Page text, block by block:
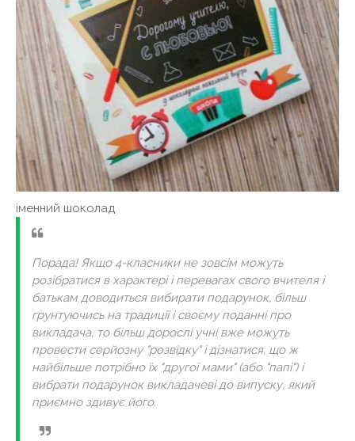
іменний шоколад
Порада! Якщо 4-класники не зовсім можуть
розібратися в характері і перевагах свого вчителя і
батькам доводиться вибирати подарунок, більш
грунтуючись на традиції і своєму поданні про
викладача, то більш дорослі учні вже можуть
провести серйозну "розвідку" і дізнатися, що ж
найбільше потрібно їх "другої мами" (або "папі") і
вибрати подарунок викладачеві до випуску, який
приємно здивує його.